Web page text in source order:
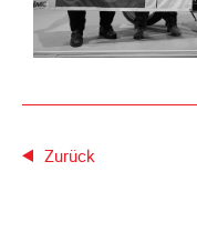
Flex.
Kurvenleittafel
Galerien
2026
Zurück